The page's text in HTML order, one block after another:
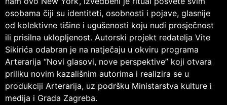
osobama čiji su identiteti, osobnosti i pojave, glasnije
od kolektivne tišine i ugušenosti koju nudi prosječnost
ili prisilna uklopljenost. Autorski projekt redatelja Vite
Sikirića odabran je na natječaju u okviru programa
Arterarija “Novi glasovi, nove perspektive” koji otvara
priliku novim kazališnim autorima i realizira se u
produkciji Arterarija, uz podršku Ministarstva kulture i
medija i Grada Zagreba.